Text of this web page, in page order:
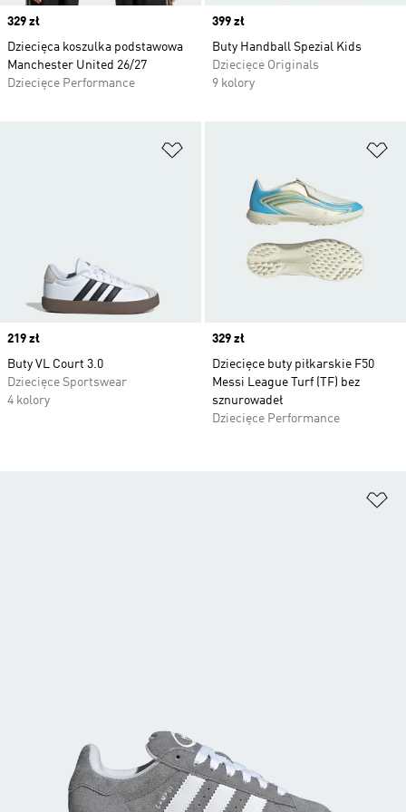
Price
329 zł
Dziecięca koszulka podstawowa
Manchester United 26/27
Dziecięce Performance
Price
399 zł
Buty Handball Spezial Kids
Dziecięce Originals
9 kolory
Price
219 zł
Buty VL Court 3.0
Dziecięce Sportswear
4 kolory
Price
329 zł
Dziecięce buty piłkarskie F50
Messi League Turf (TF) bez
sznurowadeł
Dziecięce Performance